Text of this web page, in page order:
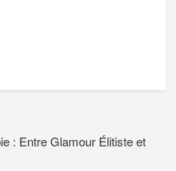
: Entre Glamour Élitiste et